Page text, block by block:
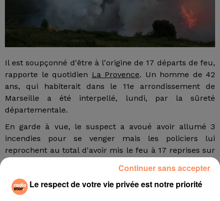
Il est soupçonné d'être à l'origine de 17 départs de feu,
rapporte le quotidien La Provence. Un homme de 42
ans, qui habiterait dans le 11e arrondissement de
Marseille a été interpellé, lundi, par la sûreté
départementale.
En garde à vue, le suspect a avoué avoir allumé 3
incendies pour se venger mais les policiers lui
reprochent au total d'avoir mis le feu à 17 reprises sur
durant ces dernières semaines. Finalement, le serial
incendiaire a été mis en examen cet après-midi.
Le respect de votre vie privée est notre priorité
Continuer sans accepter